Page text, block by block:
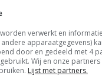
niet voor het
om de
verwerkt en
apparaatgegevens)
door en gedeeld met 4
Wij en onze partners
Lijst met partners.